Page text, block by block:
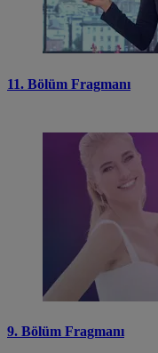
11. Bölüm Fragmanı
9. Bölüm Fragmanı